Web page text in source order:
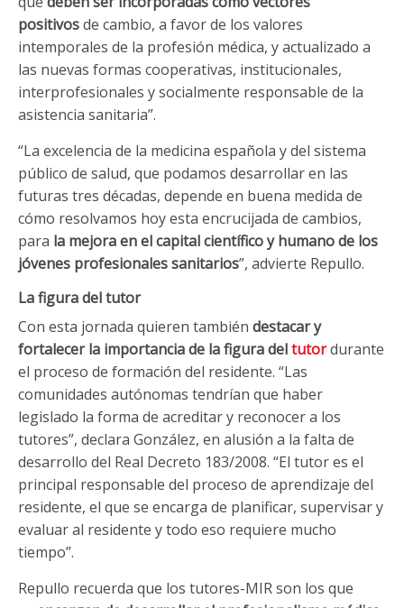
positivosde cambio, a favor de los valores
intemporales de la profesión médica, y actualizado a
las nuevas formas cooperativas, institucionales,
interprofesionales y socialmente responsable de la
asistencia sanitaria”.
“La excelencia de la medicina española y del sistema
público de salud, que podamos desarrollar en las
futuras tres décadas, depende en buena medida de
cómo resolvamos hoy esta encrucijada de cambios,
para la mejora en el capital científico y humano de los
jóvenes profesionales sanitarios”, advierte Repullo.
La figura del tutor
Con esta jornada quieren también destacar y
fortalecer la importancia de la figura deltutordurante
el proceso de formación del residente. “Las
comunidades autónomas tendrían que haber
legislado la forma de acreditar y reconocer a los
tutores”, declara González, en alusión a la falta de
desarrollo del Real Decreto 183/2008. “El tutor es el
principal responsable del proceso de aprendizaje del
residente, el que se encarga de planificar, supervisar y
evaluar al residente y todo eso requiere mucho
tiempo”.
Repullo recuerda que los tutores-MIR son los que